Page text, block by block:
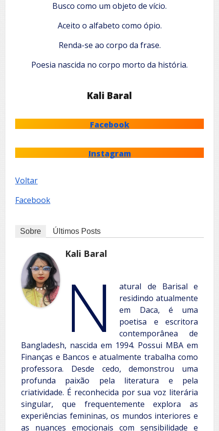
Busco como um objeto de vício.
Aceito o alfabeto como ópio.
Renda-se ao corpo da frase.
Poesia nascida no corpo morto da história.
Kali Baral
Facebook
Instagram
Voltar
Facebook
Sobre Últimos Posts
Kali Baral
N
atural de Barisal e
residindo atualmente
em Daca, é uma
poetisa e escritora
contemporânea de
Bangladesh, nascida em 1994. Possui MBA em
Finanças e Bancos e atualmente trabalha como
professora. Desde cedo, demonstrou uma
profunda paixão pela literatura e pela
criatividade. É reconhecida por sua voz literária
singular, que frequentemente explora as
experiências femininas, os mundos interiores e
as nuances emocionais com sensibilidade e